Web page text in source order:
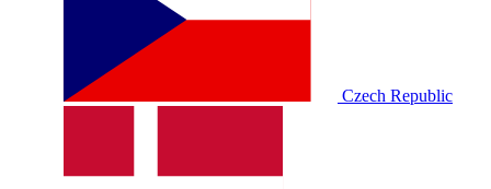
Czech Republic